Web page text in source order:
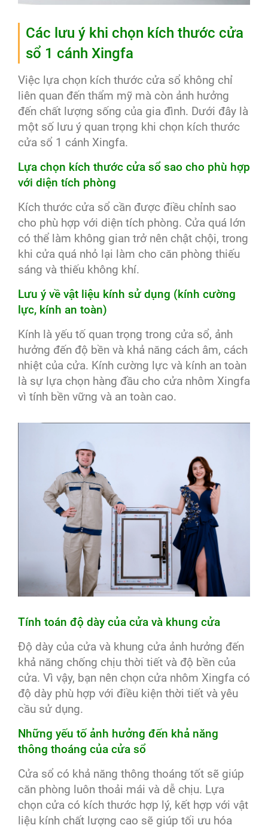
Các lưu ý khi chọn kích thước cửa
sổ 1 cánh Xingfa
Việc lựa chọn kích thước cửa sổ không chỉ
liên quan đến thẩm mỹ mà còn ảnh hưởng
đến chất lượng sống của gia đình. Dưới đây là
một số lưu ý quan trọng khi chọn kích thước
cửa sổ 1 cánh Xingfa.
Lựa chọn kích thước cửa sổ sao cho phù hợp
với diện tích phòng
Kích thước cửa sổ cần được điều chỉnh sao
cho phù hợp với diện tích phòng. Cửa quá lớn
có thể làm không gian trở nên chật chội, trong
khi cửa quá nhỏ lại làm cho căn phòng thiếu
sáng và thiếu không khí.
Lưu ý về vật liệu kính sử dụng (kính cường
lực, kính an toàn)
Kính là yếu tố quan trọng trong cửa sổ, ảnh
hưởng đến độ bền và khả năng cách âm, cách
nhiệt của cửa. Kính cường lực và kính an toàn
là sự lựa chọn hàng đầu cho cửa nhôm Xingfa
vì tính bền vững và an toàn cao.
Tính toán độ dày của cửa và khung cửa
Độ dày của cửa và khung cửa ảnh hưởng đến
khả năng chống chịu thời tiết và độ bền của
cửa. Vì vậy, bạn nên chọn cửa nhôm Xingfa có
độ dày phù hợp với điều kiện thời tiết và yêu
cầu sử dụng.
Những yếu tố ảnh hưởng đến khả năng
thông thoáng của cửa sổ
Cửa sổ có khả năng thông thoáng tốt sẽ giúp
căn phòng luôn thoải mái và dễ chịu. Lựa
chọn cửa có kích thước hợp lý, kết hợp với vật
liệu kính chất lượng cao sẽ giúp tối ưu hóa